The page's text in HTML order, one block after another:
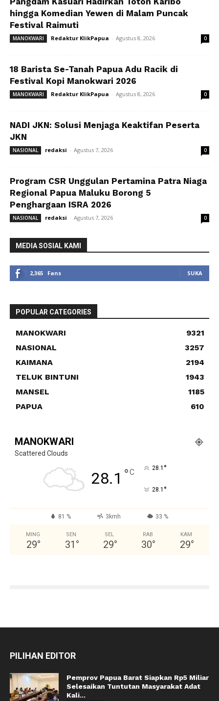
hingga Komedian Yewen di Malam Puncak
Festival Raimuti
MANOKWARI Redaktur KlikPapua - Agustus 8, 2026 0
18 Barista Se-Tanah Papua Adu Racik di
Festival Kopi Manokwari 2026
MANOKWARI Redaktur KlikPapua - Agustus 8, 2026 0
NADI JKN: Solusi Menjaga Keaktifan Peserta
JKN
NASIONAL redaksi - Agustus 7, 2026 0
Program CSR Unggulan Pertamina Patra Niaga
Regional Papua Maluku Borong 5
Penghargaan ISRA 2026
NASIONAL redaksi - Agustus 7, 2026 0
MEDIA SOSIAL KAMI
2,365 Fans SUKA
POPULAR CATEGORIES
MANOKWARI
9321
NASIONAL
3257
KAIMANA
2194
TELUK BINTUNI
1943
MANSEL
1185
PAPUA
610
MANOKWARI
Scattered Clouds
28.1 °C 28.1 °
28.1 °
81 % 3kmh 33 %
MING
29°
SEN
31 °
SEL
29°
RAB
30°
KAM
29°
PILIHAN EDITOR
Pemprov Papua Barat Siapkan Rp5 Miliar
Selesaikan Tuntutan Masyarakat Adat
Kali...